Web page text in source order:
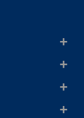
+
+
+
+